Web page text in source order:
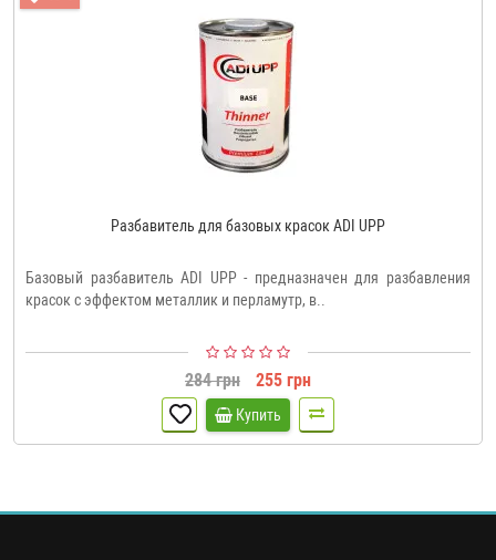
Разбавитель для базовых красок ADI UPP
Базовый разбавитель ADI UPP - предназначен для разбавления
красок с эффектом металлик и перламутр, в..
284 грн 255 грн
Купить